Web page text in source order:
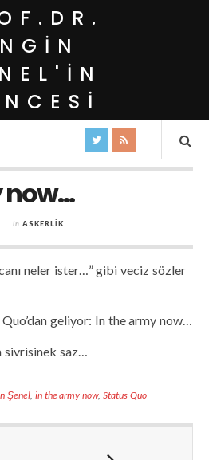
now…
in ASKERLIK
neler ister…” gibi veciz sözler
geliyor: In the army now…
sivrisinek saz…
Şenel, in the army now,Status Quo